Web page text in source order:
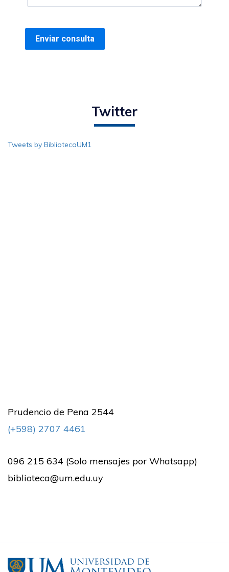
Twitter
Tweets by BibliotecaUM1
Prudencio de Pena 2544
(+598) 2707 4461
096 215 634 (Solo mensajes por Whatsapp)
biblioteca@um.edu.uy